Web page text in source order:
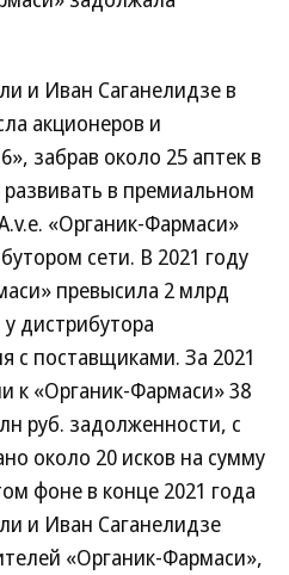
и Иван Саганелидзе в
акционеров и
забрав около 25 аптек в
в премиальном
«Органик-Фармаси»
сети. В 2021 году
превысила 2 млрд
дистрибутора
с поставщиками. За 2021
к «Органик-Фармаси» 38
руб. задолженности, с
около 20 исков на сумму
фоне в конце 2021 года
и Иван Саганелидзе
«Органик-Фармаси»,